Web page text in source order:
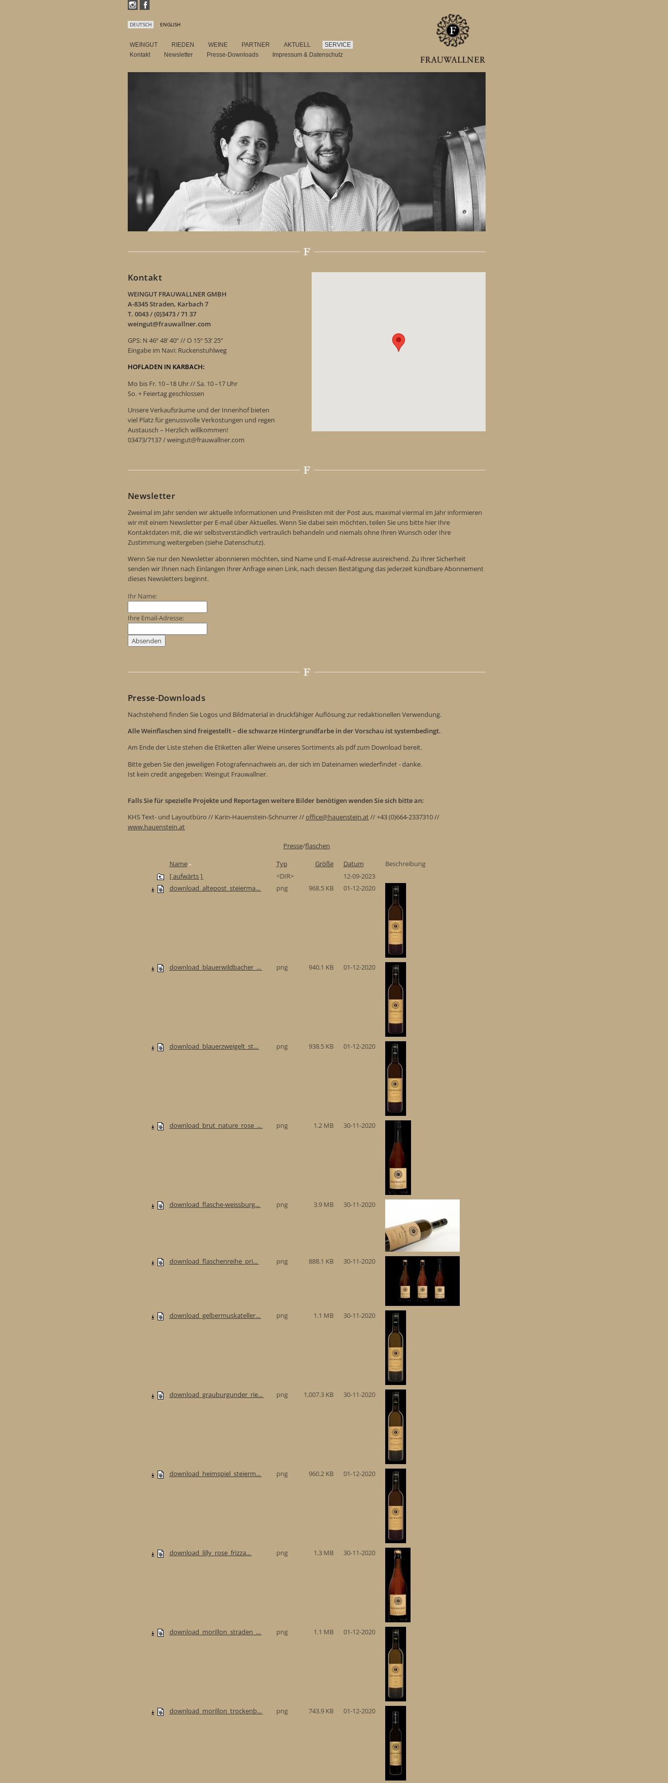
WEINGUT RIEDEN WEINE PARTNER AKTUELL
SERVICE
Kontakt
Newsletter Presse-Downloads Impressum & Datenschutz
DEUTSCH ENGLISH
Kontakt
WEINGUT FRAUWALLNER GMBH
A-8345 Straden, Karbach 7
T. 0043 / (0)3473 / 71 37
weingut@frauwallner.com
GPS: N 46º 48‘ 40“ // O 15º 53‘ 25“
Eingabe im Navi: Ruckenstuhlweg
HOFLADEN IN KARBACH:
Mo bis Fr. 10 –18 Uhr // Sa. 10 –17 Uhr
So. + Feiertag geschlossen
Unsere Verkaufsräume und der Innenhof bieten
viel Platz für genussvolle Verkostungen und regen
Austausch – Herzlich willkommen!
03473/7137 / weingut@frauwallner.com
Newsletter
Zweimal im Jahr senden wir aktuelle Informationen und Preislisten mit der Post aus, maximal viermal im Jahr informieren
wir mit einem Newsletter per E-mail über Aktuelles. Wenn Sie dabei sein möchten, teilen Sie uns bitte hier Ihre
Kontaktdaten mit, die wir selbstverständlich vertraulich behandeln und niemals ohne Ihren Wunsch oder Ihre
Zustimmung weitergeben (siehe Datenschutz).
Wenn Sie nur den Newsletter abonnieren möchten, sind Name und E-mail-Adresse ausreichend. Zu Ihrer Sicherheit
senden wir Ihnen nach Einlangen Ihrer Anfrage einen Link, nach dessen Bestätigung das jederzeit kündbare Abonnement
dieses Newsletters beginnt.
Ihr Name:
Ihre Email-Adresse:
Presse-Downloads
Nachstehend finden Sie Logos und Bildmaterial in druckfähiger Auflösung zur redaktionellen Verwendung.
Alle Weinflaschen sind freigestellt – die schwarze Hintergrundfarbe in der Vorschau ist systembedingt.
Am Ende der Liste stehen die Etiketten aller Weine unseres Sortiments als pdf zum Download bereit.
Bitte geben Sie den jeweiligen Fotografennachweis an, der sich im Dateinamen wiederfindet - danke.
Ist kein credit angegeben: Weingut Frauwallner.
Falls Sie für spezielle Projekte und Reportagen weitere Bilder benötigen wenden Sie sich bitte an:
KHS Text- und Layoutbüro // Karin-Hauenstein-Schnurrer //office@hauenstein.at// +43 (0)664-2337310 //
www.hauenstein.at
Presse/flaschen
Name
Typ Größe Datum
Beschreibung
[ aufwärts ]
<DIR>
12-09-2023
download_altepost_steierma...
png 968.5 KB 01-12-2020
download_blauerwildbacher_... png 940.1 KB 01-12-2020
download_blauerzweigelt_st... png 938.5 KB 01-12-2020
download_brut_nature_rose_... png 1.2 MB 30-11-2020
download_flasche-weissburg... png 3.9 MB 30-11-2020
download_flaschenreihe_pri... png 888.1 KB 30-11-2020
download_gelbermuskateller... png 1.1 MB 30-11-2020
download_grauburgunder_rie... png 1,007.3 KB 30-11-2020
download_heimspiel_steierm... png 960.2 KB 01-12-2020
download_lilly_rose_frizza... png 1.3 MB 30-11-2020
download_morillon_straden_... png 1.1 MB 01-12-2020
download_morillon_trockenb... png 743.9 KB 01-12-2020